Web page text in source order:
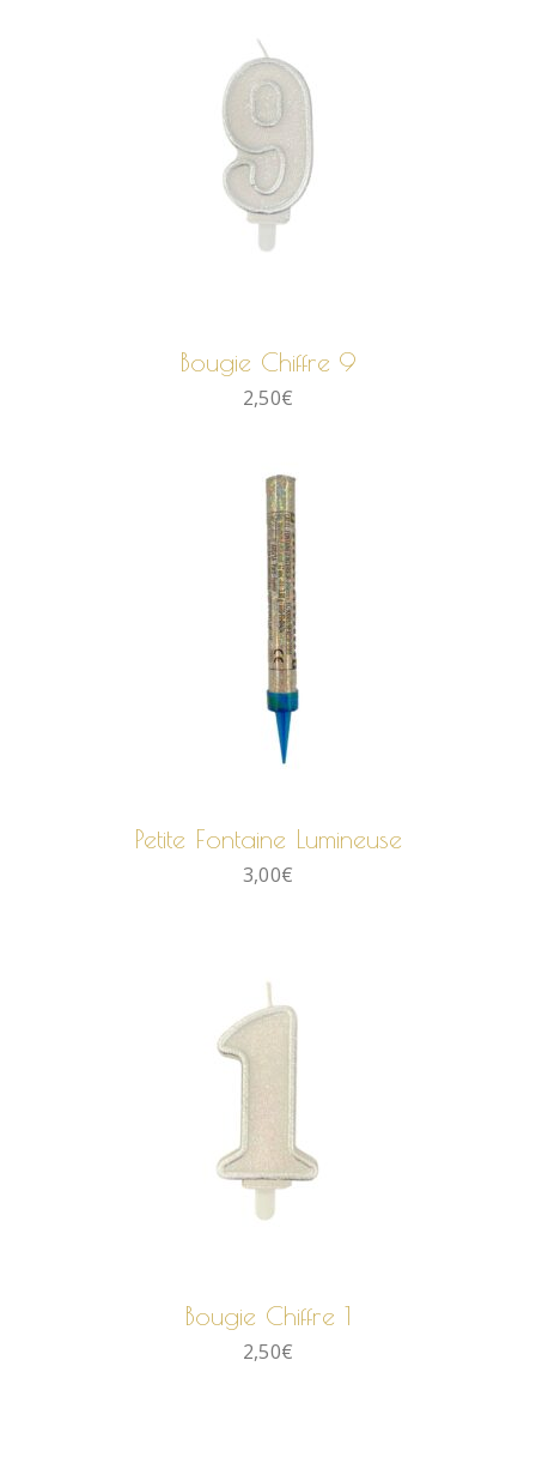
Bougie Chiffre 9
2,50€
Petite Fontaine Lumineuse
3,00€
Bougie Chiffre 1
2,50€